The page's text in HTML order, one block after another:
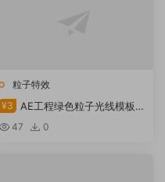
粒子特效
¥3
AE工程绿色粒子光线模板下
载 47 0